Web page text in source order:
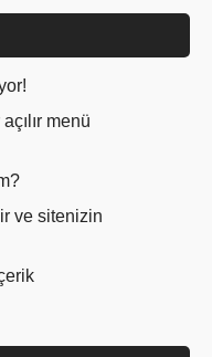
menü
ve sitenizin